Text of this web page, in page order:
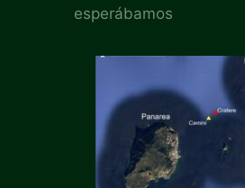
esperábamos